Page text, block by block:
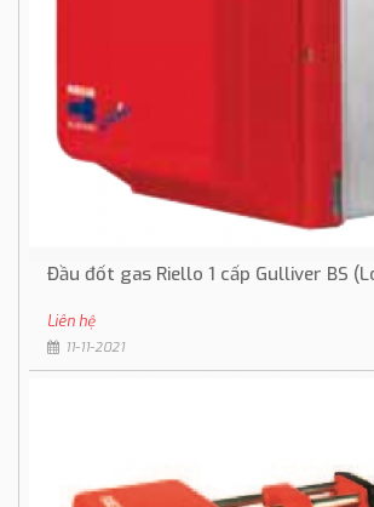
Đầu đốt gas Riello 1 cấp Gulliver BS
Liên hệ
11-11-2021